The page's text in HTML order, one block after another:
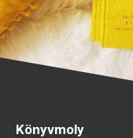
Könyvmoly